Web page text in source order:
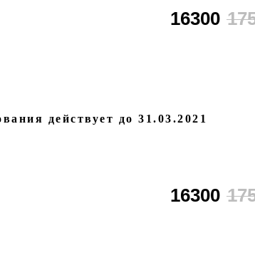
16300
действует до 31.03.2021
16300